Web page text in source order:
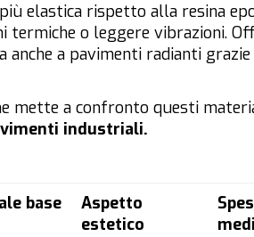
elastica rispetto alla resina
termiche o leggere vibrazioni.
anche a pavimenti radianti
mette a confronto questi
industriali.
base
Aspetto
estetico